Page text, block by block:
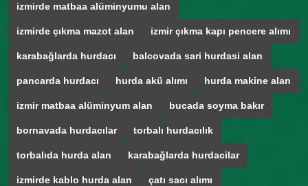
izmirde matbaa alüminyumu alan
izmirde çıkma mazot alan izmir çıkma kapı pencere alımı
karabağlarda hurdacı balcovada sari hurdasi alan
pancarda hurdacı hurda akü alımı hurda makine alan
izmir matbaa alüminyum alan bucada soyma bakır
bornavada hurdacılar torbalı hurdacılık
torbalıda hurda alan karabağlarda hurdacilar
izmirde kablo hurda alan çatı sacı alımı